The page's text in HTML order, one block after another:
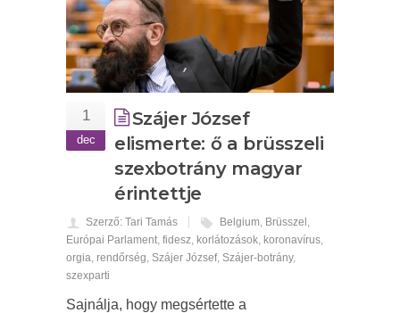
1
dec
Szájer József
elismerte: ő a brüsszeli
szexbotrány magyar
érintettje
Szerző: Tari Tamás Belgium, Brüsszel ,
Európai Parlament, fidesz, korlátozások, koronavírus,
orgia, rendőrség, Szájer József, Szájer-botrány,
szexparti
Sajnálja, hogy megsértette a